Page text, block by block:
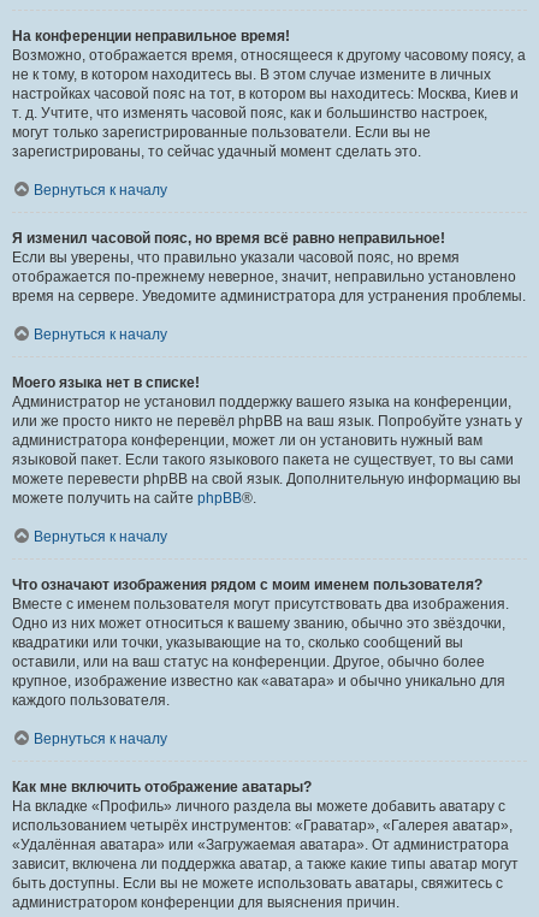
На конференции неправильное время!
Возможно, отображается время, относящееся к другому часовому поясу, а
не к тому, в котором находитесь вы. В этом случае измените в личных
настройках часовой пояс на тот, в котором вы находитесь: Москва, Киев и
т. д. Учтите, что изменять часовой пояс, как и большинство настроек,
могут только зарегистрированные пользователи. Если вы не
зарегистрированы, то сейчас удачный момент сделать это.
Вернуться к началу
Я изменил часовой пояс, но время всё равно неправильное!
Если вы уверены, что правильно указали часовой пояс, но время
отображается по-прежнему неверное, значит, неправильно установлено
время на сервере. Уведомите администратора для устранения проблемы.
Вернуться к началу
Моего языка нет в списке!
Администратор не установил поддержку вашего языка на конференции,
или же просто никто не перевёл phpBB на ваш язык. Попробуйте узнать у
администратора конференции, может ли он установить нужный вам
языковой пакет. Если такого языкового пакета не существует, то вы сами
можете перевести phpBB на свой язык. Дополнительную информацию вы
можете получить на сайте phpBB®.
Вернуться к началу
Что означают изображения рядом с моим именем пользователя?
Вместе с именем пользователя могут присутствовать два изображения.
Одно из них может относиться к вашему званию, обычно это звёздочки,
квадратики или точки, указывающие на то, сколько сообщений вы
оставили, или на ваш статус на конференции. Другое, обычно более
крупное, изображение известно как «аватара» и обычно уникально для
каждого пользователя.
Вернуться к началу
Как мне включить отображение аватары?
На вкладке «Профиль» личного раздела вы можете добавить аватару с
использованием четырёх инструментов: «Граватар», «Галерея аватар»,
«Удалённая аватара» или «Загружаемая аватара». От администратора
зависит, включена ли поддержка аватар, а также какие типы аватар могут
быть доступны. Если вы не можете использовать аватары, свяжитесь с
администратором конференции для выяснения причин.